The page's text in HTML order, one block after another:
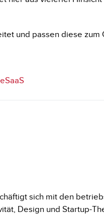
und passen diese zum
SaaS
sich mit den
Design und Startup-